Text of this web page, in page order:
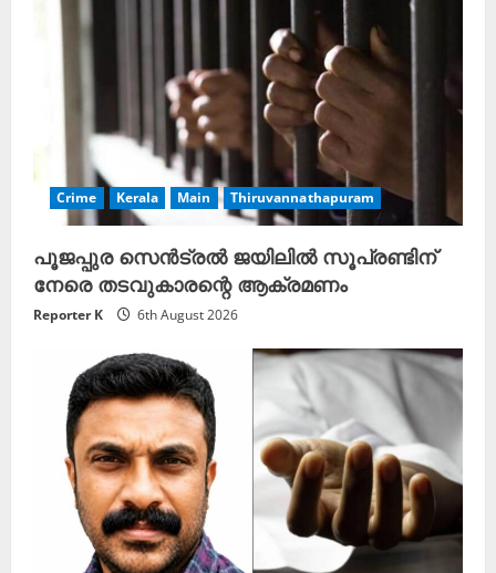
Crime Kerala Main Thiruvannathapuram
പൂജപ്പുര സെൻട്രൽ ജയിലിൽ സൂപ്രണ്ടിന്
നേരെ തടവുകാരന്റെ ആക്രമണം
Reporter K 6th August 2026